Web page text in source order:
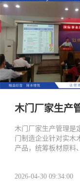
木门厂家生产
木门厂家生产管理是
门制造企业针对实木
产品，统筹板材原料
2026-04-30 09:34:00